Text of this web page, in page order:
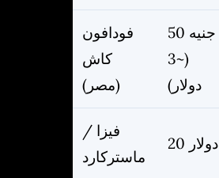
فودافون
كاش
(مصر)
50 جنيه
(~3
دولار)
فيزا /
ماستركارد
20 دولار